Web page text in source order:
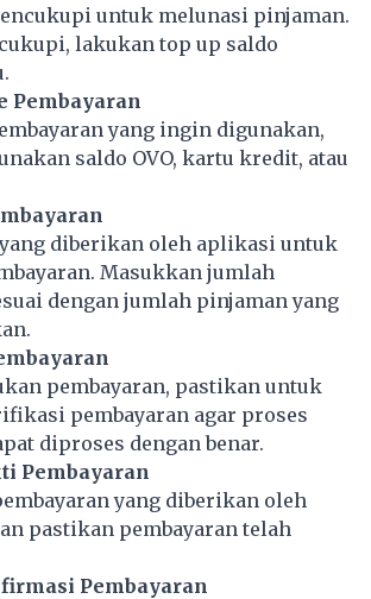
untuk melunasi pinjaman.
lakukan top up saldo
Pembayaran
yang ingin digunakan,
saldo OVO, kartu kredit, atau
diberikan oleh aplikasi untuk
Masukkan jumlah
dengan jumlah pinjaman yang
pembayaran, pastikan untuk
pembayaran agar proses
diproses dengan benar.
Pembayaran
yang diberikan oleh
pastikan pembayaran telah
Pembayaran